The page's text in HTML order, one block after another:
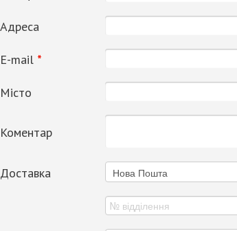
Адреса
Е-mail *
Місто
Коментар
Доставка